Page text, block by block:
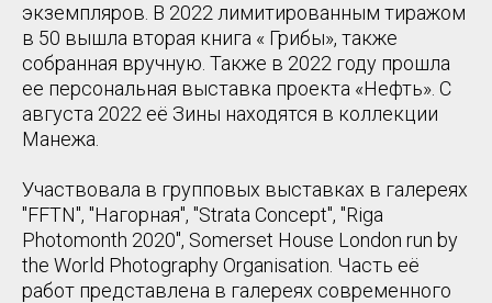
экземпляров. В 2022 лимитированным тиражом
в 50 вышла вторая книга « Грибы», также
собранная вручную. Также в 2022 году прошла
ее персональная выставка проекта «Нефть». С
августа 2022 её Зины находятся в коллекции
Манежа.
Участвовала в групповых выставках в галереях
"FFTN", "Нагорная", "Strata Concept", "Riga
Photomonth 2020", Somerset House London run by
the World Photography Organisation. Часть её
работ представлена в галереях современного